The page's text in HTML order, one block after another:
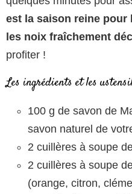
est la saison reine pour
les noix fraîchement
profiter !
Les ingrédients et les
100 g de savon de
savon naturel de
2 cuillères à soupe
2 cuillères à soupe
(orange, citron,